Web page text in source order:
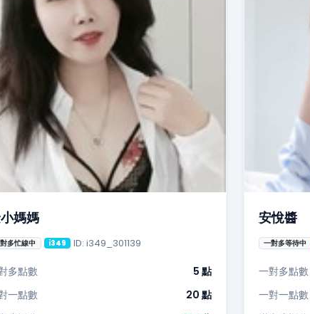
媽媽
多忙線中 i349 ID: i349_301139
多點數
5 點
一點數
20 點
安悅醬
一對多等待中
一對多點數
一對一點數